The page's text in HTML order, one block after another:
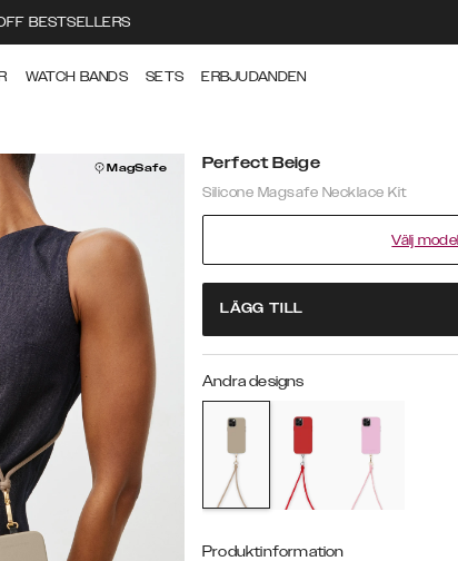
BESTSELLERS
WATCH BANDS SETS ERBJUDANDEN
MagSafe Perfect Beige
Silicone Magsafe Necklace Kit
Välj modell
LÄGG TILL
Andra designs
Produktinformation